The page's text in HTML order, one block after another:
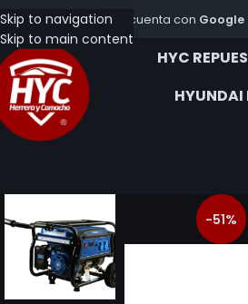
Crea tu cuenta con Google
Skip to navigation
Skip to main content
HYC
HYUNDAI
-51%